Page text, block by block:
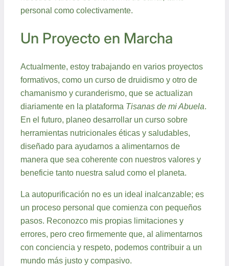
personal como colectivamente.
Un Proyecto en Marcha
Actualmente, estoy trabajando en varios proyectos
formativos, como un curso de druidismo y otro de
chamanismo y curanderismo, que se actualizan
diariamente en la plataforma Tisanas de mi Abuela.
En el futuro, planeo desarrollar un curso sobre
herramientas nutricionales éticas y saludables,
diseñado para ayudarnos a alimentarnos de
manera que sea coherente con nuestros valores y
beneficie tanto nuestra salud como el planeta.
La autopurificación no es un ideal inalcanzable; es
un proceso personal que comienza con pequeños
pasos. Reconozco mis propias limitaciones y
errores, pero creo firmemente que, al alimentarnos
con conciencia y respeto, podemos contribuir a un
mundo más justo y compasivo.